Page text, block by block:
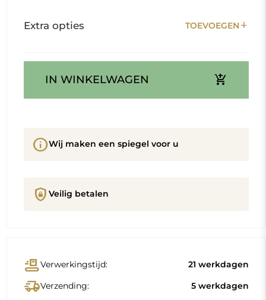
Extra opties TOEVOEGEN add
IN WINKELWAGEN add_shopping_cart
infoWij maken een spiegel voor u
shield_lock Veilig betalen
conveyor_beltVerwerkingstijd: 21 werkdagen
delivery_truck_speedVerzending: 5 werkdagen